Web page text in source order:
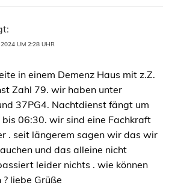
2024 UM 2:28 UHR
in einem Demenz Haus mit z.Z.
Zahl 79. wir haben unter
37PG4. Nachtdienst fängt um
06:30. wir sind eine Fachkraft
. seit längerem sagen wir das wir
und das alleine nicht
leider nichts . wie können
liebe Grüße